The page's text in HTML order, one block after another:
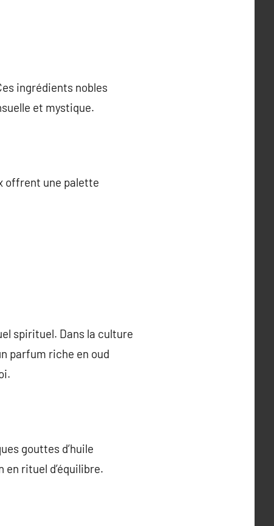
ingrédients nobles
et mystique.
offrent une palette
spirituel. Dans la culture
parfum riche en oud
gouttes d’huile
rituel d’équilibre.